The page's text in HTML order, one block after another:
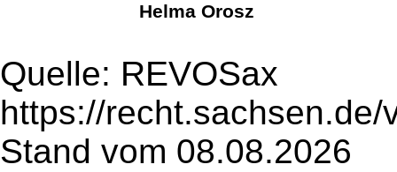
Helma Orosz
Quelle: REVOSax
https://
Stand vom 08.08.2026